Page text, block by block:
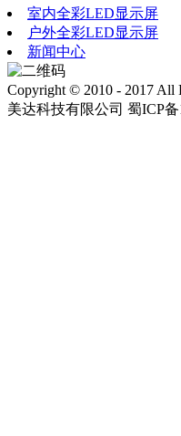
室内全彩LED显示屏
户外全彩LED显示屏
新闻中心
Copyright © 2010 - 2017 All
美达科技有限公司 蜀ICP备